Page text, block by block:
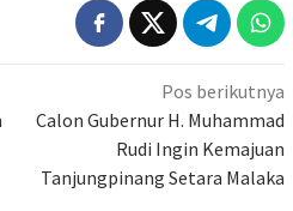
Pos berikutnya
Calon Gubernur H. Muhammad
Rudi Ingin Kemajuan
Tanjungpinang Setara Malaka